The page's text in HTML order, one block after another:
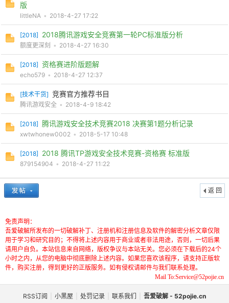
版
littleNA • 2018-4-27 17:22
[2018] 2018腾讯游戏安全竞赛第一轮PC标准版分析
额度更深刻 • 2018-4-27 16:30
[2018] 资格赛进阶版题解
echo579 • 2018-4-27 12:37
[技术干货] 竞赛官方推荐书目
腾讯游戏安全 • 2018-4-9 18:42
[2018] 腾讯游戏安全技术竞赛2018 决赛第1题分析记录
xwtwhonew0002 • 2018-5-17 10:48
[2018] 2018 腾讯TP游戏安全技术竞赛-资格赛 标准版
879154904 • 2018-4-27 11:22
返 回
免责声明：
吾爱破解所发布的一切破解补丁、注册机和注册信息及软件的解密分析文章仅限
用于学习和研究目的；不得将上述内容用于商业或者非法用途，否则，一切后果
请用户自负。本站信息来自网络，版权争议与本站无关。您必须在下载后的24个
小时之内，从您的电脑中彻底删除上述内容。如果您喜欢该程序，请支持正版软
件，购买注册，得到更好的正版服务。如有侵权请邮件与我们联系处理。
Mail To:Service@52pojie.cn
RSS订阅 小黑屋 处罚记录 联系我们 吾爱破解 - 52pojie.cn